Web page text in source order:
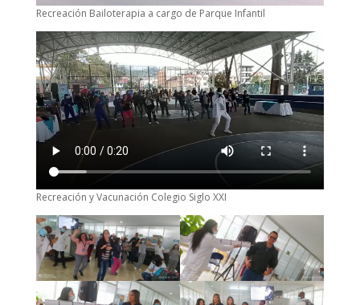
Recreación Bailoterapia a cargo de Parque Infantil
Recreación y Vacunación Colegio Siglo XXI